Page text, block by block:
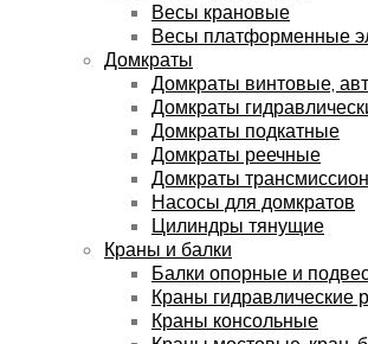
Весы крановые
Весы платформенные
Домкраты
Домкраты винтовые,
Домкраты
Домкраты подкатные
Домкраты реечные
Домкраты
Насосы для домкратов
Цилиндры тянущие
Краны и балки
Балки опорные и
Краны гидравлические
Краны консольные